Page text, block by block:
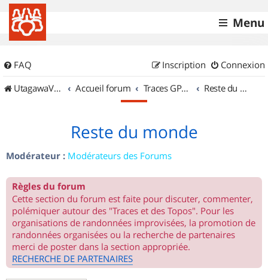
Menu
FAQ Connexion
Inscription
UtagawaVTT (Randos VTT et VTTAE avec traces GPS)
Accueil forum Traces GPS de randos VTT Reste du monde
Reste du monde
Modérateur : Modérateurs des Forums
Règles du forum
Cette section du forum est faite pour discuter, commenter,
polémiquer autour des "Traces et des Topos". Pour les
organisations de randonnées improvisées, la promotion de
randonnées organisées ou la recherche de partenaires
merci de poster dans la section appropriée.
RECHERCHE DE PARTENAIRES